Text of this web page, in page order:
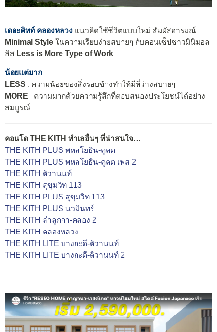
เดอะคิทท์ คลองหลวง แนวคิดใช้ชีวิตแบบใหม่ สัมผัสอารมณ์
Minimal Style ในความเรียบง่ายสบายๆ กับคอนเซ็ปชาวมินิมอล
ลิส Less is More Type of Work
น้อยแต่มาก
LESS : ความน้อยของสิ่งรอบข้างทำให้มีที่ว่างสบายๆ
MORE : ความมากด้วยความรู้สึกที่ตอบสนองประโยชน์ได้อย่าง
สมบูรณ์
คอนโด THE KITH ทำเลอื่นๆ ที่น่าสนใจ…
THE KITH PLUS พหลโยธิน-คูคต
THE KITH PLUS พหลโยธิน-คูคต เฟส 2
THE KITH ติวานนท์
THE KITH สุขุมวิท 113
THE KITH PLUS สุขุมวิท 113
THE KITH PLUS นวมินทร์
THE KITH ลำลูกกา-คลอง 2
THE KITH คลองหลวง
THE KITH LITE บางกะดี-ติวานนท์
THE KITH LITE บางกะดี-ติวานนท์ 2